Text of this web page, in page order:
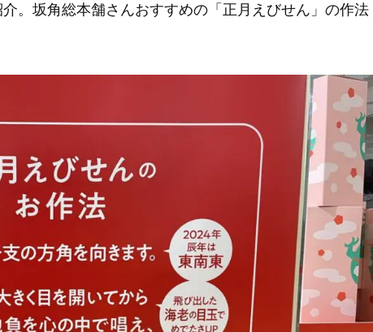
。坂角総本舗さんおすすめの「正月えびせん」の作法